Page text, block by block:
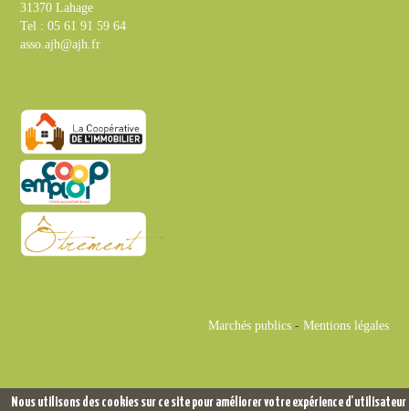
31370 Lahage
Tel : 05 61 91 59 64
asso.ajh@ajh.fr
Marchés publics- Mentions légales
Nous utilisons des cookies sur ce site pour améliorer votre expérience d'utilisateur